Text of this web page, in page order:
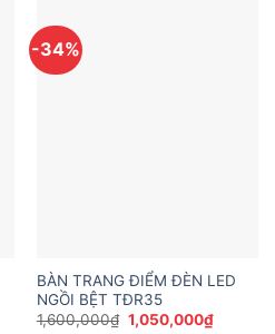
-34%
BÀN TRANG ĐIỂM ĐÈN LED
NGỒI BỆT TĐR35
1,600,000₫ Giá
1,050,000₫Giá